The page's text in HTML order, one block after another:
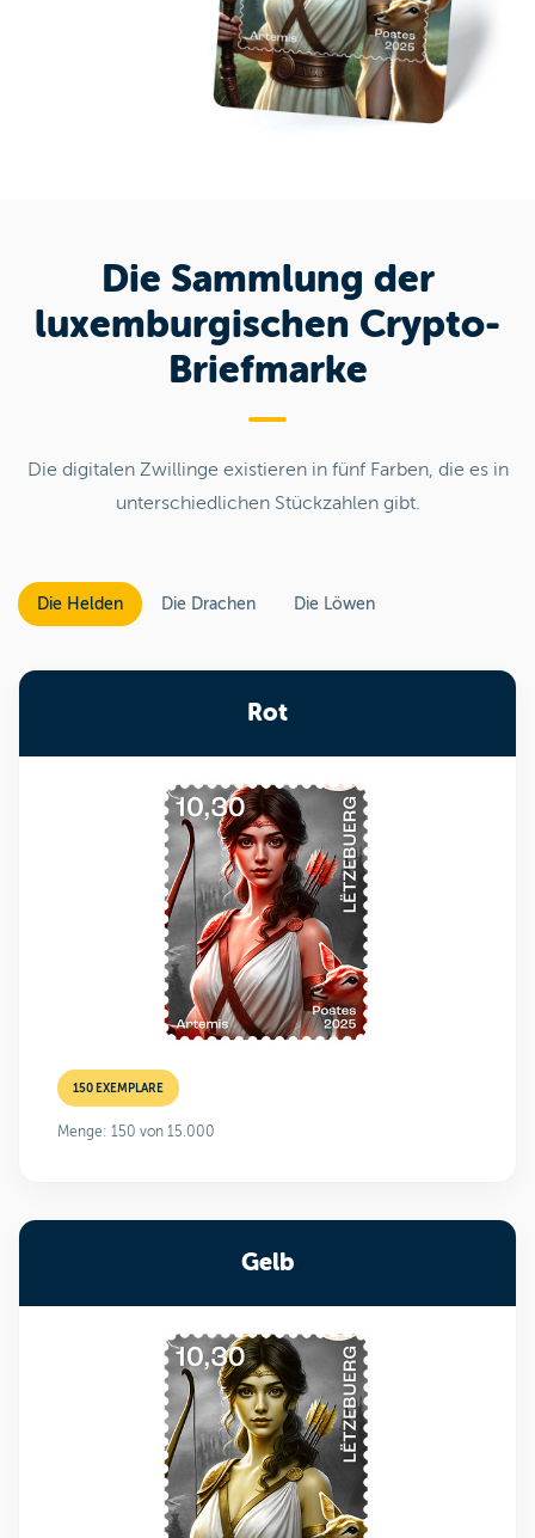
Die Sammlung der
luxemburgischen Crypto-
Briefmarke
Die digitalen Zwillinge existieren in fünf Farben, die es in
unterschiedlichen Stückzahlen gibt.
Die Helden Die Drachen Die Löwen
Rot
150 EXEMPLARE
Menge: 150 von 15.000
Gelb